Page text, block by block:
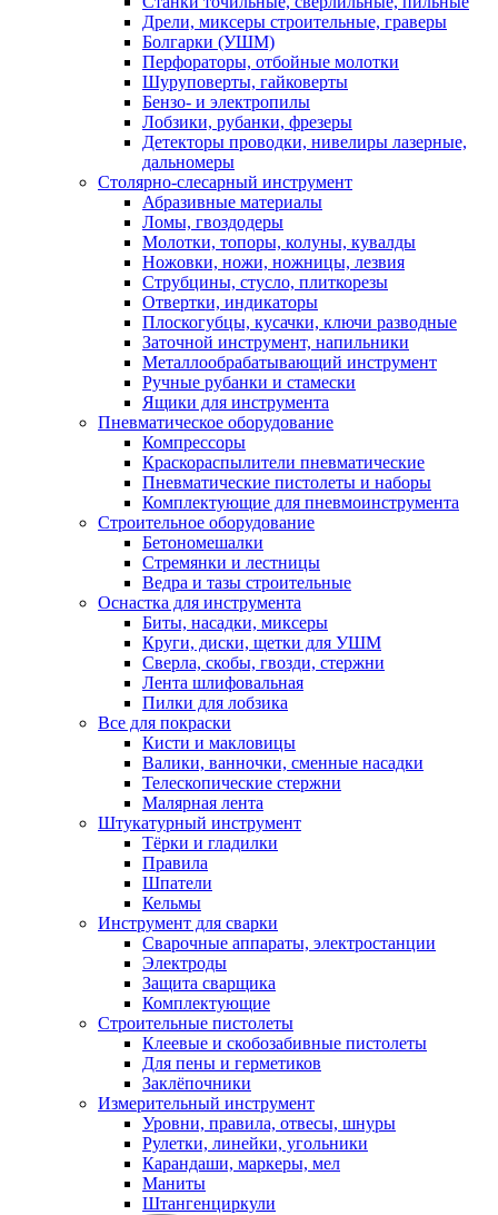
Дрели, миксеры строительные, граверы
Болгарки (УШМ)
Перфораторы, отбойные молотки
Шуруповерты, гайковерты
Бензо- и электропилы
Лобзики, рубанки, фрезеры
Детекторы проводки, нивелиры лазерные,
дальномеры
Столярно-слесарный инструмент
Абразивные материалы
Ломы, гвоздодеры
Молотки, топоры, колуны, кувалды
Ножовки, ножи, ножницы, лезвия
Струбцины, стусло, плиткорезы
Отвертки, индикаторы
Плоскогубцы, кусачки, ключи разводные
Заточной инструмент, напильники
Металлообрабатывающий инструмент
Ручные рубанки и стамески
Ящики для инструмента
Пневматическое оборудование
Компрессоры
Краскораспылители пневматические
Пневматические пистолеты и наборы
Комплектующие для пневмоинструмента
Строительное оборудование
Бетономешалки
Стремянки и лестницы
Ведра и тазы строительные
Оснастка для инструмента
Биты, насадки, миксеры
Круги, диски, щетки для УШМ
Сверла, скобы, гвозди, стержни
Лента шлифовальная
Пилки для лобзика
Все для покраски
Кисти и макловицы
Валики, ванночки, сменные насадки
Телескопические стержни
Малярная лента
Штукатурный инструмент
Тёрки и гладилки
Правила
Шпатели
Кельмы
Инструмент для сварки
Сварочные аппараты, электростанции
Электроды
Защита сварщика
Комплектующие
Строительные пистолеты
Клеевые и скобозабивные пистолеты
Для пены и герметиков
Заклёпочники
Измерительный инструмент
Уровни, правила, отвесы, шнуры
Рулетки, линейки, угольники
Карандаши, маркеры, мел
Маниты
Штангенциркули